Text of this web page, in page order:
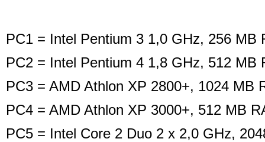
PC1 = Intel Pentium 3 1,0 GHz, 256
PC2 = Intel Pentium 4 1,8 GHz, 512
PC3 = AMD Athlon XP 2800+, 1024 MB
PC4 = AMD Athlon XP 3000+, 512 MB
PC5 = Intel Core 2 Duo 2 x 2,0 GHz,